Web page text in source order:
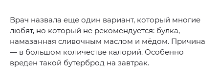
Врач назвала еще один вариант, который многие
любят, но который не рекомендуется: булка,
намазанная сливочным маслом и мёдом. Причина
— в большом количестве калорий. Особенно
вреден такой бутерброд на завтрак.